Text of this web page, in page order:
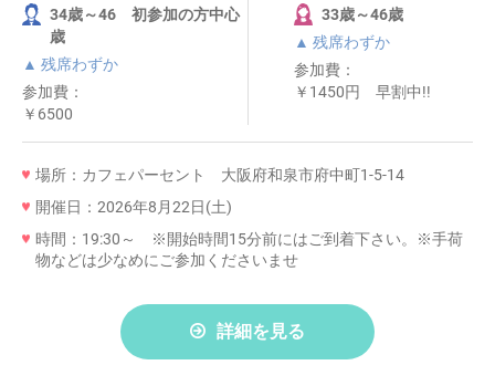
34歳～46 初参加の方中心
歳
▲ 残席わずか
参加費：
￥6500
33歳～46歳
▲ 残席わずか
参加費：
￥1450円 早割中!!
場所：カフェパーセント 大阪府和泉市府中町1-5-14
開催日：2026年8月22日(土)
時間：19:30～ ※開始時間15分前にはご到着下さい。※手荷
物などは少なめにご参加くださいませ
詳細を見る